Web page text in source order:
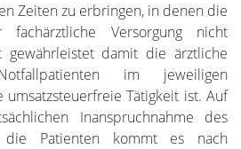
Zeiten zu erbringen, in denen die
Versorgung nicht
gewährleistet damit die ärztliche
im jeweiligen
umsatzsteuerfreie Tätigkeit ist. Auf
Inanspruchnahme des
die Patienten kommt es nach